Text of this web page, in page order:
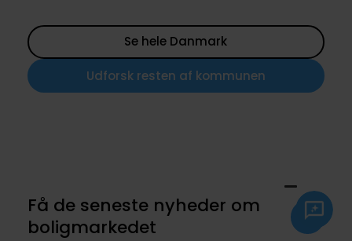
Se hele Danmark
Udforsk resten af kommunen
Få de seneste nyheder om
boligmarkedet